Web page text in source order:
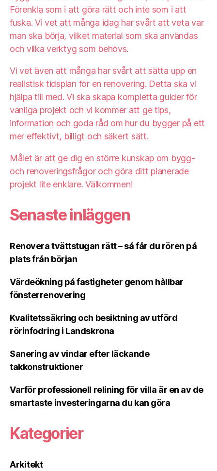
Förenkla som i att göra rätt och inte som i att
fuska. Vi vet att många idag har svårt att veta var
man ska börja, vilket material som ska användas
och vilka verktyg som behövs.
Vi vet även att många har svårt att sätta upp en
realistisk tidsplan för en renovering. Detta ska vi
hjälpa till med. Vi ska skapa kompletta guider för
vanliga projekt och vi kommer att ge tips,
information och goda råd om hur du bygger på ett
mer effektivt, billigt och säkert sätt.
Målet är att ge dig en större kunskap om bygg-
och renoveringsfrågor och göra ditt planerade
projekt lite enklare. Välkommen!
Senaste inläggen
Renovera tvättstugan rätt – så får du rören på
plats från början
Värdeökning på fastigheter genom hållbar
fönsterrenovering
Kvalitetssäkring och besiktning av utförd
rörinfodring i Landskrona
Sanering av vindar efter läckande
takkonstruktioner
Varför professionell relining för villa är en av de
smartaste investeringarna du kan göra
Kategorier
Arkitekt